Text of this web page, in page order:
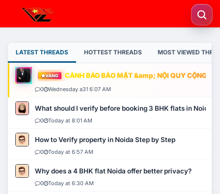
LATEST THREADS HOTTEST THREADS MOST VIEWED
VÀNG CẢNH BÁO BẢO MẬT &amp; NỘI QUY CỘNG
0 Wednesday a31 6:07 AM
What should I verify before booking 3 BHK flats in Noida?
0 Today at 8:01 AM
How to Verify property in Noida Step by Step
0 Today at 6:57 AM
Why does a 4 BHK flat Noida offer better privacy?
0 Today at 6:30 AM